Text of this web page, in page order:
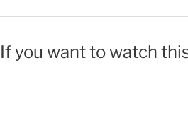
If you want to watch